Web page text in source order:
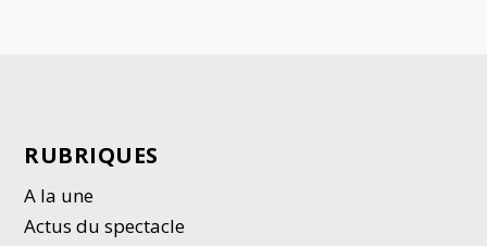
RUBRIQUES
A la une
Actus du spectacle